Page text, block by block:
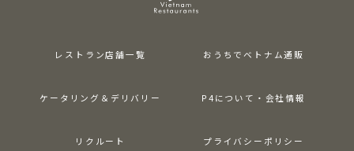
レストラン店舗一覧 おうちでベトナム通販
ケータリング＆デリバリー P4について・会社情報
リクルート プライバシーポリシー